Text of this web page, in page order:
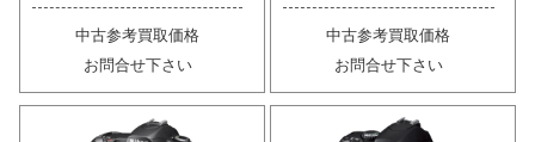
中古参考買取価格
お問合せ下さい
中古参考買取価格
お問合せ下さい